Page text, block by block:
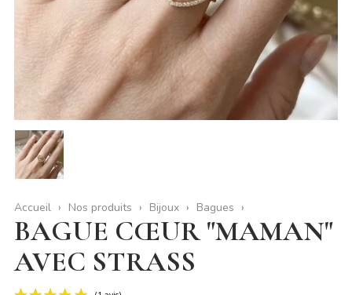
Accueil Nos produits Bijoux Bagues
BAGUE CŒUR "MAMAN"
AVEC STRASS